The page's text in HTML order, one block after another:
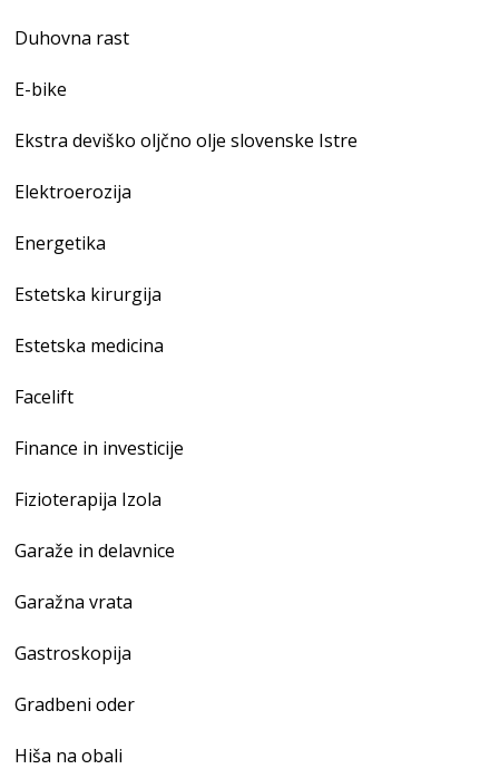
Duhovna rast
E-bike
Ekstra deviško oljčno olje slovenske Istre
Elektroerozija
Energetika
Estetska kirurgija
Estetska medicina
Facelift
Finance in investicije
Fizioterapija Izola
Garaže in delavnice
Garažna vrata
Gastroskopija
Gradbeni oder
Hiša na obali